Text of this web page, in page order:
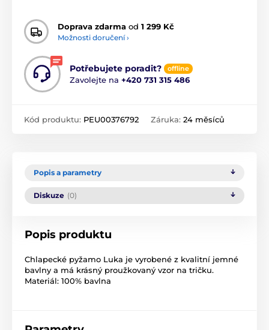
Doprava zdarma od 1 299 Kč
Možnosti doručení ›
Potřebujete poradit? offline
Zavolejte na +420 731 315 486
Kód produktu: PEU00376792 Záruka: 24 měsíců
Popis a parametry
Diskuze (0)
Popis produktu
Chlapecké pyžamo Luka je vyrobené z kvalitní jemné
bavlny a má krásný proužkovaný vzor na tričku.
Materiál: 100% bavlna